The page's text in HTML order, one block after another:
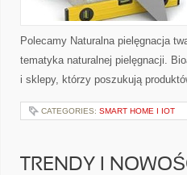
Polecamy Naturalna pielęgnacja
tematyka naturalnej pielęgnacji.
i sklepy, którzy poszukują
CATEGORIES: SMART HOME I IOT
TRENDY I